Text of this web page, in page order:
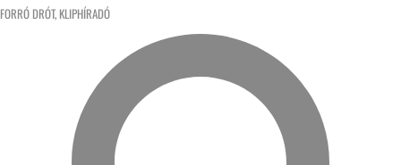
FORRÓ DRÓT, KLIPHÍRADÓ